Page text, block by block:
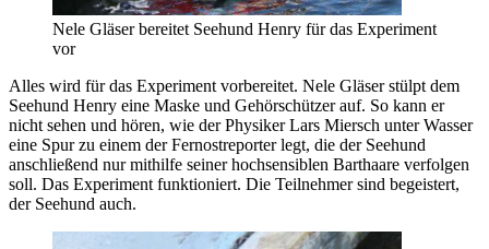
Nele Gläser bereitet Seehund Henry für das Experiment
vor
Alles wird für das Experiment vorbereitet. Nele Gläser stülpt dem
Seehund Henry eine Maske und Gehörschützer auf. So kann er
nicht sehen und hören, wie der Physiker Lars Miersch unter Wasser
eine Spur zu einem der Fernostreporter legt, die der Seehund
anschließend nur mithilfe seiner hochsensiblen Barthaare verfolgen
soll. Das Experiment funktioniert. Die Teilnehmer sind begeistert,
der Seehund auch.